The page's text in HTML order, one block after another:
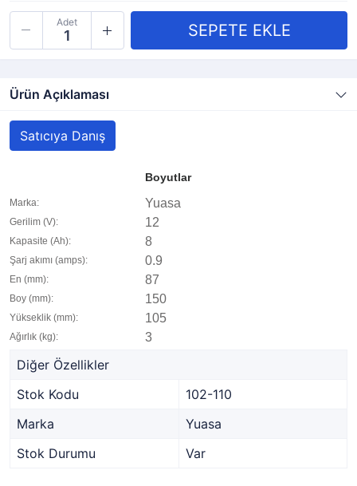
Adet
Ürün Açıklaması
Satıcıya Danış
Boyutlar
Marka: Yuasa
Gerilim (V): 12
Kapasite (Ah): 8
Şarj akımı (amps): 0.9
En (mm): 87
Boy (mm): 150
Yükseklik (mm): 105
Ağırlık (kg): 3
Diğer Özellikler
Stok Kodu
102-110
Marka
Yuasa
Stok Durumu
Var